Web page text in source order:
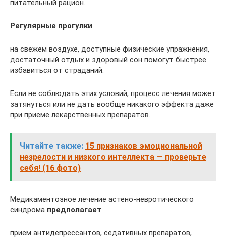
питательный рацион.
Регулярные прогулки
на свежем воздухе, доступные физические упражнения,
достаточный отдых и здоровый сон помогут быстрее
избавиться от страданий.
Если не соблюдать этих условий, процесс лечения может
затянуться или не дать вообще никакого эффекта даже
при приеме лекарственных препаратов.
Читайте также: 15 признаков эмоциональной
незрелости и низкого интеллекта — проверьте
себя! (16 фото)
Медикаментозное лечение астено-невротического
синдрома предполагает
прием антидепрессантов, седативных препаратов,